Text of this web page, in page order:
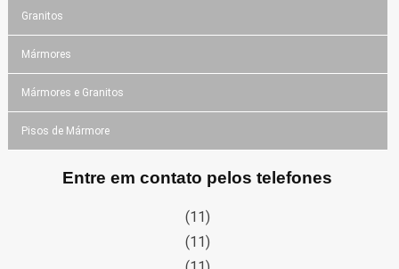
Granitos
Mármores
Mármores e Granitos
Pisos de Mármore
Entre em contato pelos telefones
(11)
(11)